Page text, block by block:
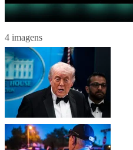
4 imagens